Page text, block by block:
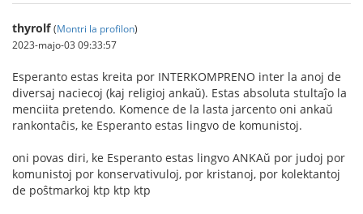
thyrolf (Montri la profilon)
2023-majo-03 09:33:57
Esperanto estas kreita por INTERKOMPRENO inter la anoj de
diversaj naciecoj (kaj religioj ankaŭ). Estas absoluta stultaĵo la
menciita pretendo. Komence de la lasta jarcento oni ankaŭ
rankontaĉis, ke Esperanto estas lingvo de komunistoj.
oni povas diri, ke Esperanto estas lingvo ANKAŭ por judoj por
komunistoj por konservativuloj, por kristanoj, por kolektantoj
de poŝtmarkoj ktp ktp ktp